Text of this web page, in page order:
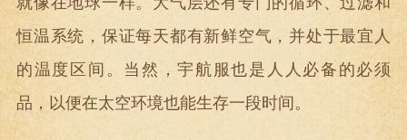
恒温系统，保证每天都有新鲜空气，并处于最宜人
的温度区间。当然，宇航服也是人人必备的必须
品，以便在太空环境也能生存一段时间。